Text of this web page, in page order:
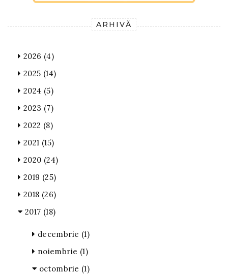
ARHIVĂ
2026 (4)
2025 (14)
2024 (5)
2023 (7)
2022 (8)
2021 (15)
2020 (24)
2019 (25)
2018 (26)
2017 (18)
decembrie (1)
noiembrie (1)
octombrie (1)